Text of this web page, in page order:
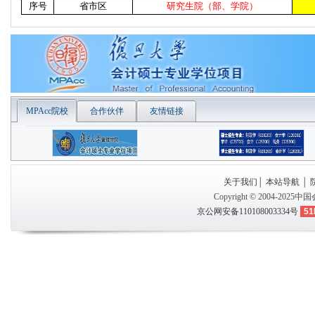
序号 省市区 研究生院（部、学院）
MPAcc院校 合作伙伴 友情链接
关于我们 本站导航│
Copyright © 2004-2025中国
京公网安备110108003334号